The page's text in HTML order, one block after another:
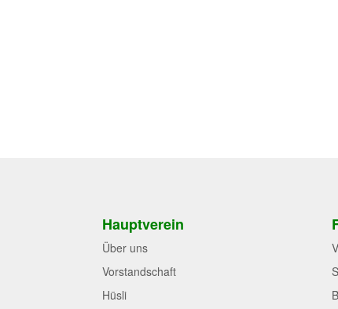
Hauptverein
Über uns
Vorstandschaft
Hüsli